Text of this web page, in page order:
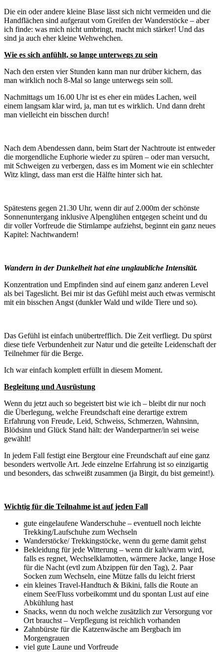
Die ein oder andere kleine Blase lässt sich nicht vermeiden und die
Handflächen sind aufgeraut vom Greifen der Wanderstöcke – aber
ich finde: was mich nicht umbringt, macht mich stärker! Und das
sind ja auch eher kleine Wehwehchen.
Wie es sich anfühlt, so lange unterwegs zu sein
Nach den ersten vier Stunden kann man nur drüber kichern, das
man wirklich noch 8-Mal so lange unterwegs sein soll.
Nachmittags um 16.00 Uhr ist es eher ein müdes Lachen, weil
einem langsam klar wird, ja, man tut es wirklich. Und dann dreht
man vielleicht ein bisschen durch!
Nach dem Abendessen dann, beim Start der Nachtroute ist entweder
die morgendliche Euphorie wieder zu spüren – oder man versucht,
mit Schweigen zu verbergen, dass es im Moment wie ein schlechter
Witz klingt, dass man erst die Hälfte hinter sich hat.
Spätestens gegen 21.30 Uhr, wenn dir auf 2.000m der schönste
Sonnenuntergang inklusive Alpenglühen entgegen scheint und du
dir voller Vorfreude die Stirnlampe aufziehst, beginnt ein ganz neues
Kapitel: Nachtwandern!
Wandern in der Dunkelheit hat eine unglaubliche Intensität.
Konzentration und Empfinden sind auf einem ganz anderen Level
als bei Tageslicht. Bei mir ist das Gefühl meist auch etwas vermischt
mit ein bisschen Angst (dunkler Wald und wilde Tiere und so).
Das Gefühl ist einfach unübertrefflich. Die Zeit verfliegt. Du spürst
diese tiefe Verbundenheit zur Natur und die geteilte Leidenschaft der
Teilnehmer für die Berge.
Ich war einfach komplett erfüllt in diesem Moment.
Begleitung und Ausrüstung
Wenn du jetzt auch so begeistert bist wie ich – bleibt dir nur noch
die Überlegung, welche Freundschaft eine derartige extrem
Erfahrung von Freude, Leid, Schweiss, Schmerzen, Wahnsinn,
Blödsinn und Glück Stand hält: der Wanderpartner/in sei weise
gewählt!
In jedem Fall festigt eine Bergtour eine Freundschaft auf eine ganz
besonders wertvolle Art. Jede einzelne Erfahrung ist so einzigartig
und besonders, das schweißt zusammen (ja Birgit, du bist gemeint!).
Wichtig für die Teilnahme ist auf jeden Fall
gute eingelaufene Wanderschuhe – eventuell noch leichte
Trekking/Laufschuhe zum Wechseln
Wanderstöcke/ Trekkingstöcke, wenn du gerne damit gehst
Bekleidung für jede Witterung – wenn dir kalt/warm wird,
falls es regnet, Wechselklamotten, wärmere Jacke, lange Hose
für die Nacht (evtl zum Abzippen für den Tag), 2. Paar
Socken zum Wechseln, eine Mütze falls du leicht frierst
ein kleines Travel-Handtuch & Bikini, falls die Route an
einem See/Fluss vorbeikommt und du spontan Lust auf eine
Abkühlung hast
Snacks, wenn du noch welche zusätzlich zur Versorgung vor
Ort brauchst – Verpflegung ist reichlich vorhanden
Zahnbürste für die Katzenwäsche am Bergbach im
Morgengrauen
viel gute Laune und Vorfreude